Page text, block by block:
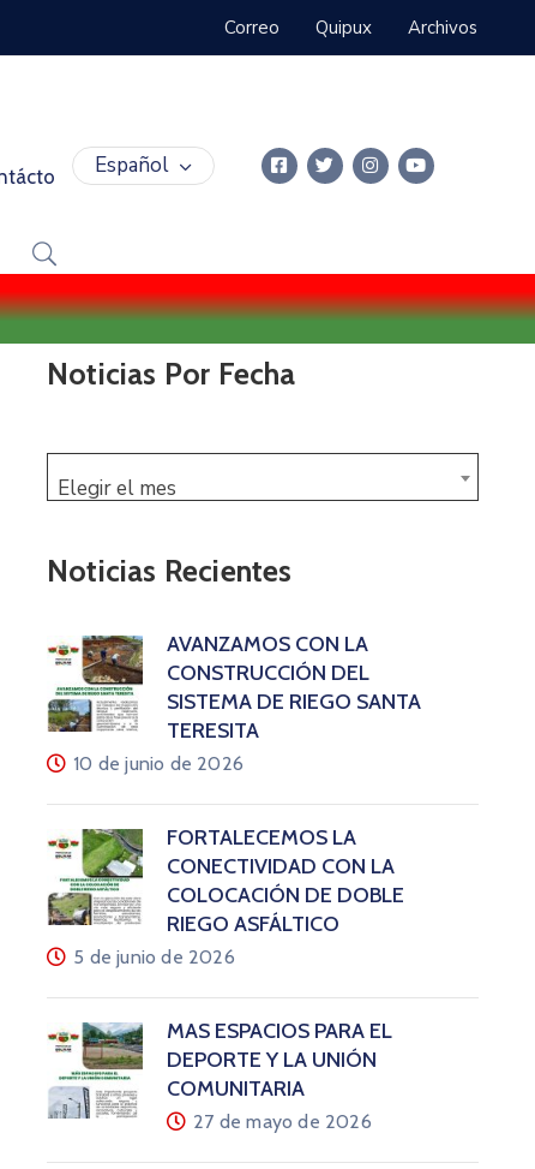
Correo Quipux Archivos
Español
Noticias Por Fecha
Elegir el mes
Noticias Recientes
AVANZAMOS CON LA
CONSTRUCCIÓN DEL
SISTEMA DE RIEGO SANTA
TERESITA
10 de junio de 2026
FORTALECEMOS LA
CONECTIVIDAD CON LA
COLOCACIÓN DE DOBLE
RIEGO ASFÁLTICO
5 de junio de 2026
MÁS ESPACIOS PARA EL
DEPORTE Y LA UNIÓN
COMUNITARIA
27 de mayo de 2026